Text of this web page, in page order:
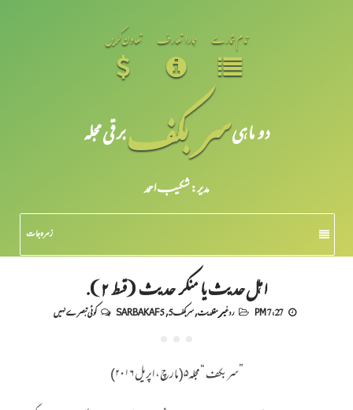
تمام شمارے ہمارا تعارف تعاون کریں
دو ماہیسر بکفبرقی مجلہ
مدیر: شکیبـ احمد
زمرہ جات
اہل حدیث یا منکر حدیث (قسط ۲).
7:27 PM رد غیر مقلدیت,سربکف5 ,
SARBAKAF 5 کوئی تبصرے نہیں
”سربکف “مجلہ۵(مارچ، اپریل ۲۰۱۶)